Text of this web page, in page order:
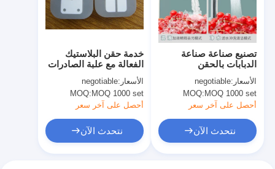
خدمة حقن البلاستيك
الفعالة مع علبة الصادرات
القياسية
الأسعار:negotiable
MOQ:MOQ 1000 set
أحصل على آخر سعر
نتحدث الآن
تصنيع صناعة صناعة
الدبابات بالحقن
للاستخدامات المتخصصة
الأسعار:negotiable
MOQ:MOQ 1000 set
أحصل على آخر سعر
نتحدث الآن